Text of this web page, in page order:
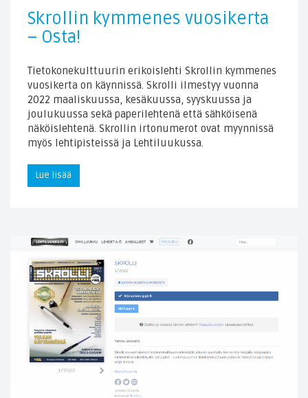
Skrollin kymmenes vuosikerta
– Osta!
Tietokonekulttuurin erikoislehti Skrollin kymmenes
vuosikerta on käynnissä. Skrolli ilmestyy vuonna
2022 maaliskuussa, kesäkuussa, syyskuussa ja
joulukuussa sekä paperilehtenä että sähköisenä
näköislehtenä. Skrollin irtonumerot ovat myynnissä
myös lehtipisteissä ja Lehtiluukussa.
Lue lisää